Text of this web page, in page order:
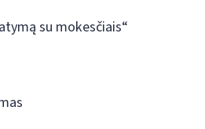
su mokesčiais“